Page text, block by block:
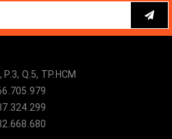
Q.5, TP.HCM